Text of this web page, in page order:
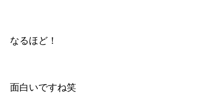
なるほど！
面白いですね笑